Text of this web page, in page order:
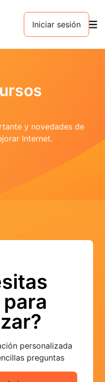
Iniciar sesión
y novedades de
Internet.
personalizada
preguntas